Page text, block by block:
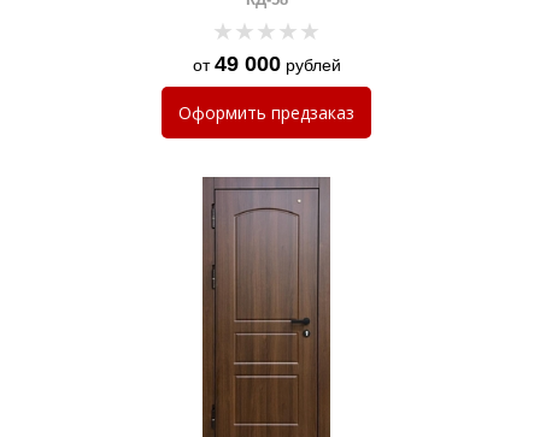
от49 000рублей
Оформить предзаказ